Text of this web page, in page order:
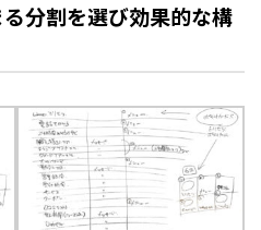
分割を選び効果的な構